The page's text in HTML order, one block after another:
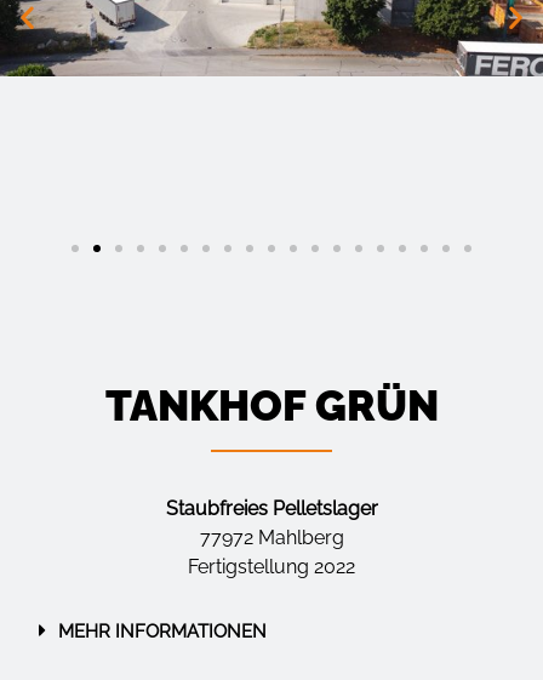
TANKHOF GRÜN
Staubfreies Pelletslager
77972 Mahlberg
Fertigstellung 2022
MEHR INFORMATIONEN